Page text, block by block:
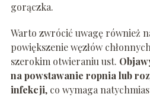
gorączka.
Warto zwrócić uwagę również
powiększenie węzłów
szerokim otwieraniu ust.
na powstawanie ropnia lub
infekcji, co wymaga